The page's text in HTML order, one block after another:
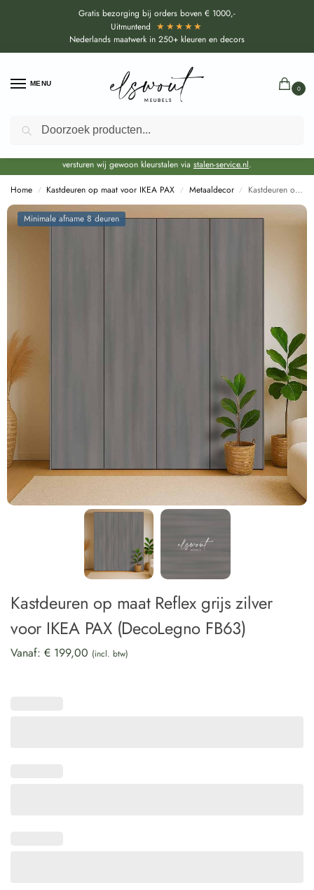
Gratis bezorging bij orders boven € 1000,-
Uitmuntend ★★★★★
Nederlands maatwerk in 250+ kleuren en decors
MENU
0
Door de bouwvakperiode geldt voor alle collecties momenteel een EXTRA
levertijd van circa 3-4 weken bovenop de reguliere levertijd.
versturen wij gewoon kleurstalen via stalen-service.nl.
Home / Kastdeuren op maat voor IKEA PAX / Metaaldecor / Kastdeuren op maat Reflex grijs zilver voor IKEA PAX (DecoLegno FB63)
Minimale afname 8 deuren
Kastdeuren op maat Reflex grijs zilver
voor IKEA PAX (DecoLegno FB63)
Vanaf: € 199,00 (incl. btw)